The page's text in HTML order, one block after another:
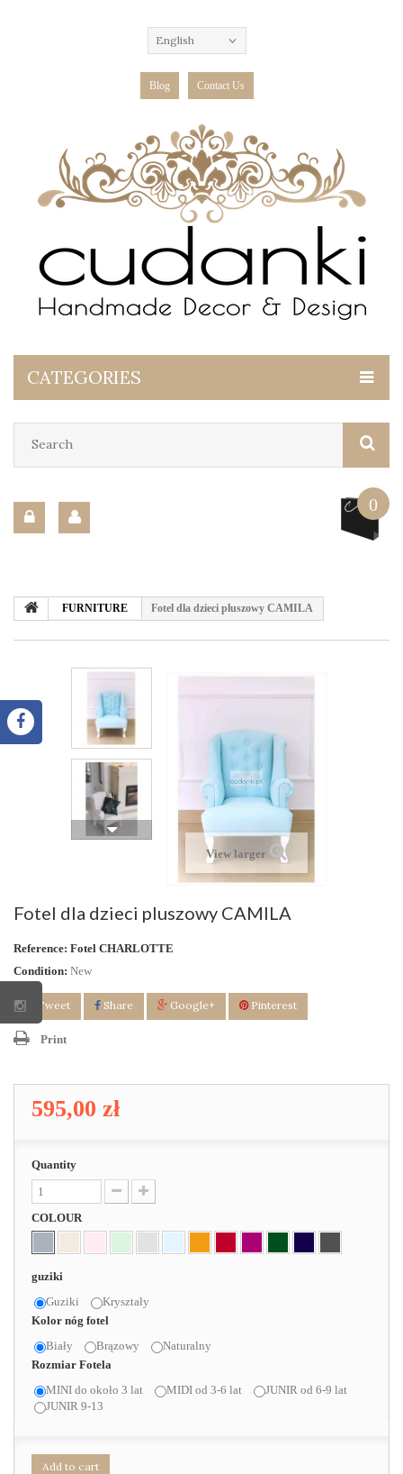
English
Blog Contact Us
CATEGORIES
0
FURNITURE Fotel dla dzieci pluszowy CAMILA
View larger
Fotel dla dzieci pluszowy CAMILA
Reference: Fotel CHARLOTTE
Condition: New
Tweet Share Google+ Pinterest
Print
595,00 zł
Quantity
COLOUR
guziki
Guziki
Kryształy
Kolor nóg fotel
Biały
Brązowy
Naturalny
Rozmiar Fotela
MINI do około 3 lat
MIDI od 3-6 lat
JUNIR od 6-9 lat
JUNIR 9-13
Add to cart